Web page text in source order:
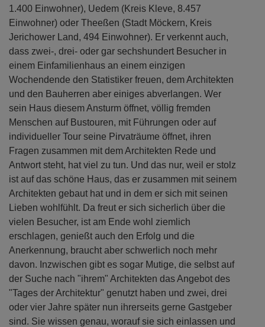
1.400 Einwohner), Uedem (Kreis Kleve, 8.457
Einwohner) oder Theeßen (Stadt Möckern, Kreis
Jerichower Land, 494 Einwohner). Er verkennt auch,
dass zwei-, drei- oder gar sechshundert Besucher in
einem Einfamilienhaus an einem einzigen
Wochendende den Statistiker freuen, dem Architekten
und den Bauherren aber einiges abverlangen. Wer
sein Haus diesem Ansturm öffnet, völlig fremden
Menschen auf Bustouren, mit Führungen oder auf
individueller Tour seine Pirvaträume öffnet, ihren
Fragen zusammen mit dem Architekten Rede und
Antwort steht, hat viel zu tun. Und das nur, weil er stolz
ist auf das schöne Haus, das er zusammen mit seinem
Architekten gebaut hat und in dem er sich mit seinen
Lieben wohlfühlt. Da freut er sich sicherlich über die
vielen Besucher, ist am Ende wohl ziemlich
erschlagen, genießt auch den Erfolg und die
Anerkennung, braucht aber schwerlich noch mehr
davon. Inzwischen gibt es sogar Mutige, die selbst auf
der Suche nach "ihrem" Architekten das Angebot des
"Tages der Architektur" genutzt haben und zwei, drei
oder vier Jahre später nun ihrerseits gerne Gastgeber
sind. Sie wissen genau, worauf sie sich einlassen und